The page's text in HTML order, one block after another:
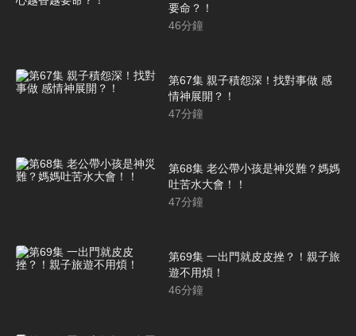
要命？！
46分鐘
第67集 親子積怨深！找對事做 感
情神展開？！
47分鐘
第68集 老公帶小孩是神災難？媽媽
吐苦水大會！！
47分鐘
第69集 一出門就皮皮挫？！親子旅
遊不用煩！
46分鐘